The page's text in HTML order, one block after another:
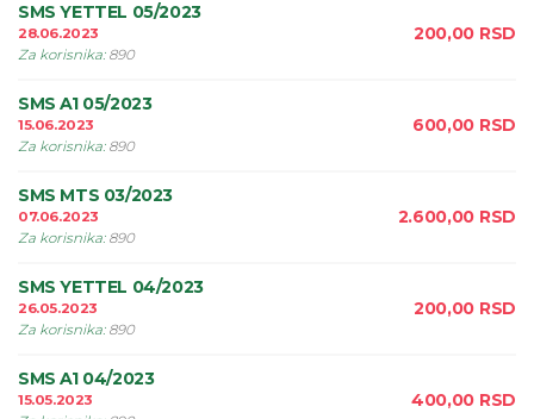
SMS YETTEL 05/2023
28.06.2023
Za korisnika: 890
200,00 RSD
SMS A1 05/2023
15.06.2023
Za korisnika: 890
600,00 RSD
SMS MTS 03/2023
07.06.2023
Za korisnika: 890
2.600,00 RSD
SMS YETTEL 04/2023
26.05.2023
Za korisnika: 890
200,00 RSD
SMS A1 04/2023
15.05.2023
400,00 RSD